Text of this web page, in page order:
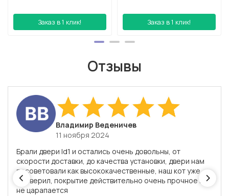
Заказ в 1 клик! Заказ в 1 клик!
Отзывы
​Владимир Веденичев
11 ноября 2024
Брали двери Id1 и остались очень довольны, от
скорости доставки, до качества установки, двери нам
посоветовали как высококачественные, наш кот уже
проверил, покрытие действительно очень прочное и
не царапается